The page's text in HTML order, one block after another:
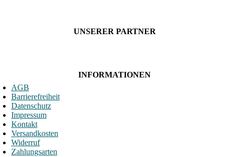
UNSERER PARTNER
INFORMATIONEN
AGB
Barrierefreiheit
Datenschutz
Impressum
Kontakt
Versandkosten
Widerruf
Zahlungsarten